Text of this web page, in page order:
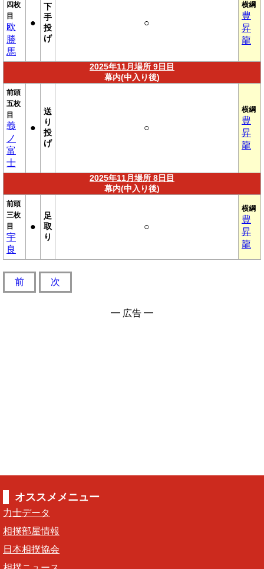
四枚
目
欧
勝
馬
●
下
手
投
げ
○
横綱
豊
昇
龍
2025年11月場所 9日目
幕内(中入り後)
前頭
五枚
目
義
ノ
富
士
●
送
り
投
げ
○
横綱
豊
昇
龍
2025年11月場所 8日目
幕内(中入り後)
前頭
三枚
目
宇
良
●
足
取
り
○
横綱
豊
昇
龍
前 次
━ 広告 ━
オススメメニュー
力士データ
相撲部屋情報
日本相撲協会